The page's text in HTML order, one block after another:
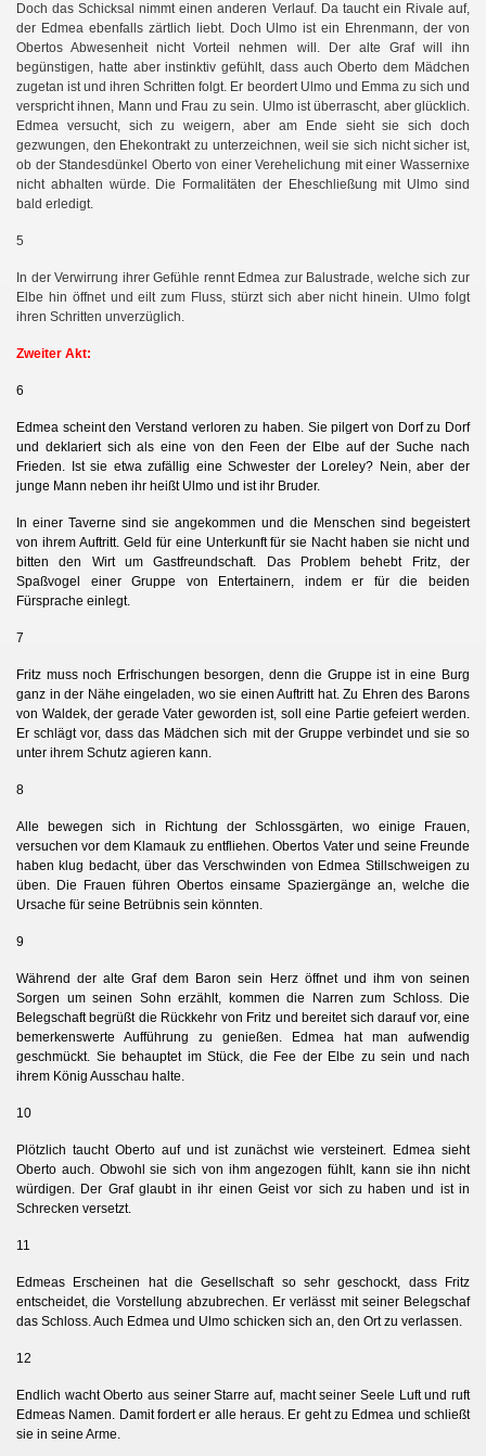
Doch das Schicksal nimmt einen anderen Verlauf. Da taucht ein Rivale auf,
der Edmea ebenfalls zärtlich liebt. Doch Ulmo ist ein Ehrenmann, der von
Obertos Abwesenheit nicht Vorteil nehmen will. Der alte Graf will ihn
begünstigen, hatte aber instinktiv gefühlt, dass auch Oberto dem Mädchen
zugetan ist und ihren Schritten folgt. Er beordert Ulmo und Emma zu sich und
verspricht ihnen, Mann und Frau zu sein. Ulmo ist überrascht, aber glücklich.
Edmea versucht, sich zu weigern, aber am Ende sieht sie sich doch
gezwungen, den Ehekontrakt zu unterzeichnen, weil sie sich nicht sicher ist,
ob der Standesdünkel Oberto von einer Verehelichung mit einer Wassernixe
nicht abhalten würde. Die Formalitäten der Eheschließung mit Ulmo sind
bald erledigt.
5
In der Verwirrung ihrer Gefühle rennt Edmea zur Balustrade, welche sich zur
Elbe hin öffnet und eilt zum Fluss, stürzt sich aber nicht hinein. Ulmo folgt
ihren Schritten unverzüglich.
Zweiter Akt:
6
Edmea scheint den Verstand verloren zu haben. Sie pilgert von Dorf zu Dorf
und deklariert sich als eine von den Feen der Elbe auf der Suche nach
Frieden. Ist sie etwa zufällig eine Schwester der Loreley? Nein, aber der
junge Mann neben ihr heißt Ulmo und ist ihr Bruder.
In einer Taverne sind sie angekommen und die Menschen sind begeistert
von ihrem Auftritt. Geld für eine Unterkunft für sie Nacht haben sie nicht und
bitten den Wirt um Gastfreundschaft. Das Problem behebt Fritz, der
Spaßvogel einer Gruppe von Entertainern, indem er für die beiden
Fürsprache einlegt.
7
Fritz muss noch Erfrischungen besorgen, denn die Gruppe ist in eine Burg
ganz in der Nähe eingeladen, wo sie einen Auftritt hat. Zu Ehren des Barons
von Waldek, der gerade Vater geworden ist, soll eine Partie gefeiert werden.
Er schlägt vor, dass das Mädchen sich mit der Gruppe verbindet und sie so
unter ihrem Schutz agieren kann.
8
Alle bewegen sich in Richtung der Schlossgärten, wo einige Frauen,
versuchen vor dem Klamauk zu entfliehen. Obertos Vater und seine Freunde
haben klug bedacht, über das Verschwinden von Edmea Stillschweigen zu
üben. Die Frauen führen Obertos einsame Spaziergänge an, welche die
Ursache für seine Betrübnis sein könnten.
9
Während der alte Graf dem Baron sein Herz öffnet und ihm von seinen
Sorgen um seinen Sohn erzählt, kommen die Narren zum Schloss. Die
Belegschaft begrüßt die Rückkehr von Fritz und bereitet sich darauf vor, eine
bemerkenswerte Aufführung zu genießen. Edmea hat man aufwendig
geschmückt. Sie behauptet im Stück, die Fee der Elbe zu sein und nach
ihrem König Ausschau halte.
10
Plötzlich taucht Oberto auf und ist zunächst wie versteinert. Edmea sieht
Oberto auch. Obwohl sie sich von ihm angezogen fühlt, kann sie ihn nicht
würdigen. Der Graf glaubt in ihr einen Geist vor sich zu haben und ist in
Schrecken versetzt.
11
Edmeas Erscheinen hat die Gesellschaft so sehr geschockt, dass Fritz
entscheidet, die Vorstellung abzubrechen. Er verlässt mit seiner Belegschaf
das Schloss. Auch Edmea und Ulmo schicken sich an, den Ort zu verlassen.
12
Endlich wacht Oberto aus seiner Starre auf, macht seiner Seele Luft und ruft
Edmeas Namen. Damit fordert er alle heraus. Er geht zu Edmea und schließt
sie in seine Arme.
I.